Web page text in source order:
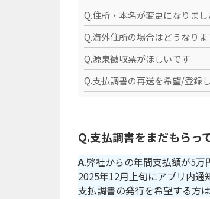
Q.住所・本名が変更になりま
Q.海外住所の場合はどうなり
Q.源泉徴収票がほしいです
Q.支払調書の再送を希望/登録
Q.支払調書をまだもらっ
A.弊社からの年間支払額が5
2025年12月上旬にアプリ内通
支払調書の発行を希望する方